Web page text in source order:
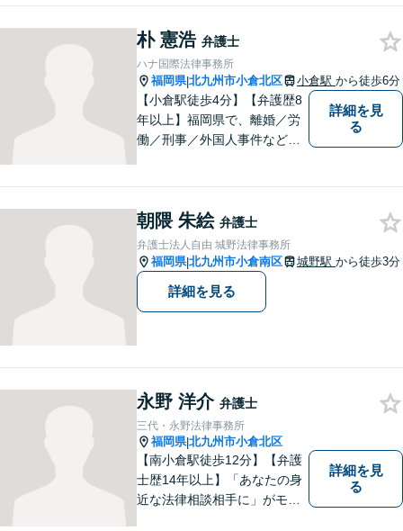
本質把握から解決に至るまで
懇切丁寧に対応します！【宅
建士資格あり】
朴 憲浩 弁護士
ハナ国際法律事務所
福岡県|北九州市小倉北区 小倉駅 から徒歩6分
【小倉駅徒歩4分】【弁護歴8
年以上】福岡県で、離婚／労
働／刑事／外国人事件などに
会話のキャッチボールを積み
重ねながら解決へと動いてま
いります。【韓国語対応可】
詳細を見
る
朝隈 朱絵 弁護士
弁護士法人自由 城野法律事務所
福岡県|北九州市小倉南区 城野駅 から徒歩3分
詳細を見る
永野 洋介 弁護士
三代・永野法律事務所
福岡県|北九州市小倉北区
【南小倉駅徒歩12分】【弁護
士歴14年以上】「あなたの身
近な法律相談相手に」がモッ
詳細を見
る